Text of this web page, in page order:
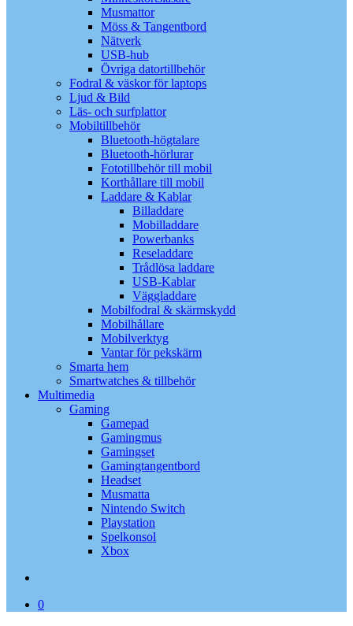
Musmattor
Möss & Tangentbord
Nätverk
USB-hub
Övriga datortillbehör
Fodral & väskor för laptops
Ljud & Bild
Läs- och surfplattor
Mobiltillbehör
Bluetooth-högtalare
Bluetooth-hörlurar
Fototillbehör till mobil
Korthållare till mobil
Laddare & Kablar
Billaddare
Mobilladdare
Powerbanks
Reseladdare
Trådlösa laddare
USB-Kablar
Väggladdare
Mobilfodral & skärmskydd
Mobilhållare
Mobilverktyg
Vantar för pekskärm
Smarta hem
Smartwatches & tillbehör
Multimedia
Gaming
Gamepad
Gamingmus
Gamingset
Gamingtangentbord
Headset
Musmatta
Nintendo Switch
Playstation
Spelkonsol
Xbox
0